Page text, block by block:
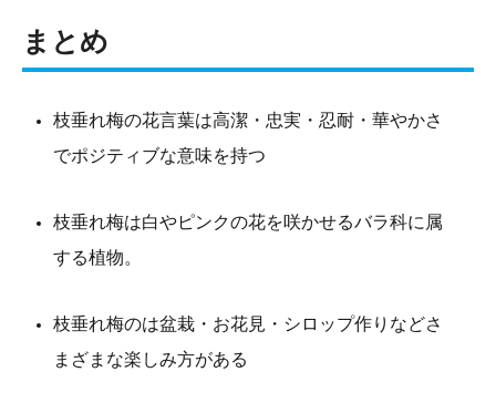
まとめ
枝垂れ梅の花言葉は高潔・忠実・忍耐・華やかさ
でポジティブな意味を持つ
枝垂れ梅は白やピンクの花を咲かせるバラ科に属
する植物。
枝垂れ梅のは盆栽・お花見・シロップ作りなどさ
まざまな楽しみ方がある